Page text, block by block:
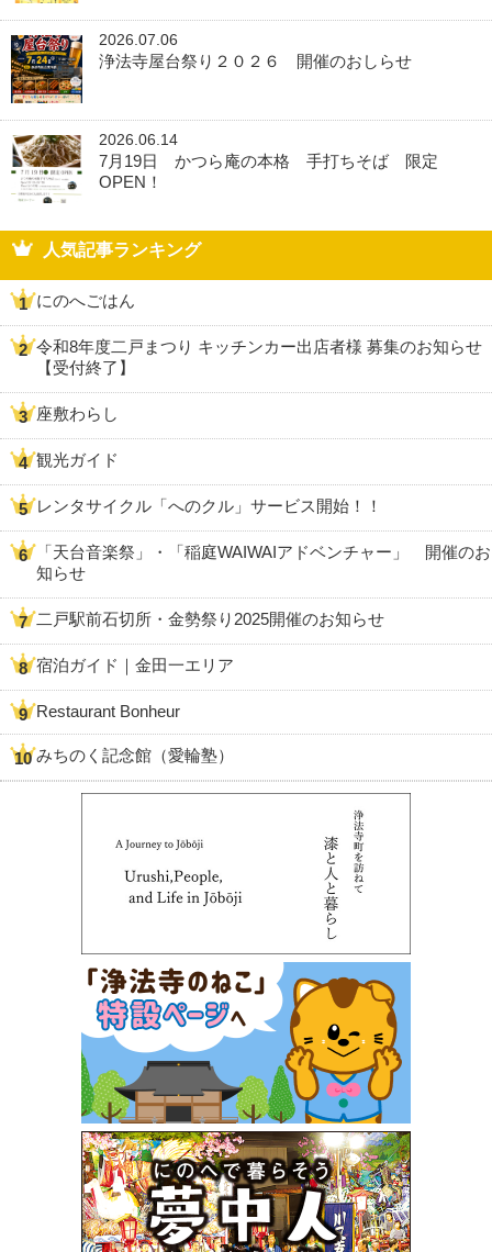
2026.07.06
浄法寺屋台祭り２０２６ 開催のおしらせ
2026.06.14
7月19日 かつら庵の本格 手打ちそば 限定
OPEN！
人気記事ランキング
にのへごはん
令和8年度二戸まつり キッチンカー出店者様 募集のお知らせ
【受付終了】
座敷わらし
観光ガイド
レンタサイクル「へのクル」サービス開始！！
「天台音楽祭」・「稲庭WAIWAIアドベンチャー」 開催のお
知らせ
二戸駅前石切所・金勢祭り2025開催のお知らせ
宿泊ガイド｜金田一エリア
Restaurant Bonheur
みちのく記念館（愛輪塾）